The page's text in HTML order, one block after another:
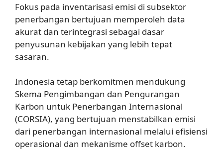
Fokus pada inventarisasi emisi di subsektor
penerbangan bertujuan memperoleh data
akurat dan terintegrasi sebagai dasar
penyusunan kebijakan yang lebih tepat
sasaran.
Indonesia tetap berkomitmen mendukung
Skema Pengimbangan dan Pengurangan
Karbon untuk Penerbangan Internasional
(CORSIA), yang bertujuan menstabilkan emisi
dari penerbangan internasional melalui efisiensi
operasional dan mekanisme offset karbon.